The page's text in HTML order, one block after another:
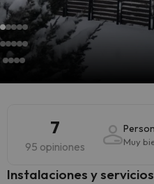
7
95 opiniones Muy
Instalaciones y